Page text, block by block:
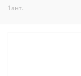
1ант.